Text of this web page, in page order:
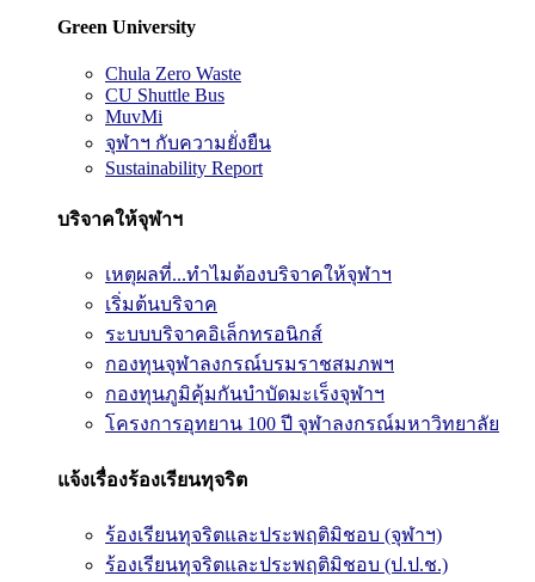
Green University
Chula Zero Waste
CU Shuttle Bus
MuvMi
จุฬาฯ กับความยั่งยืน
Sustainability Report
บริจาคให้จุฬาฯ
เหตุผลที่...ทำไมต้องบริจาคให้จุฬาฯ
เริ่มต้นบริจาค
ระบบบริจาคอิเล็กทรอนิกส์
กองทุนจุฬาลงกรณ์บรมราชสมภพฯ
กองทุนภูมิคุ้มกันบำบัดมะเร็งจุฬาฯ
โครงการอุทยาน 100 ปี จุฬาลงกรณ์มหาวิทยาลัย
แจ้งเรื่องร้องเรียนทุจริต
ร้องเรียนทุจริตและประพฤติมิชอบ (จุฬาฯ)
ร้องเรียนทุจริตและประพฤติมิชอบ (ป.ป.ช.)